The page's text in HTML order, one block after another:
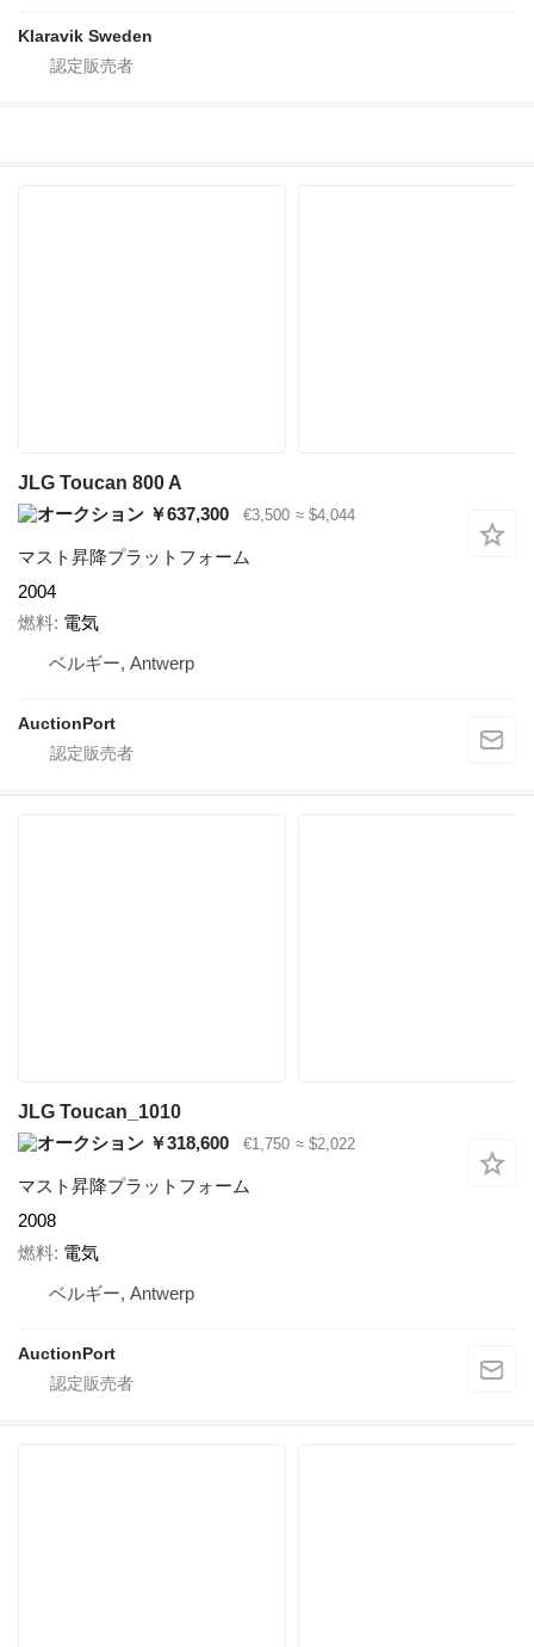
Klaravik Sweden
JLG Toucan 800 A
￥637,300
€3,500 ≈ $4,044
マスト昇降プラットフォーム
2004
燃料 電気
ベルギー, Antwerp
AuctionPort
JLG Toucan_1010
￥318,600
€1,750 ≈ $2,022
マスト昇降プラットフォーム
2008
燃料 電気
ベルギー, Antwerp
AuctionPort